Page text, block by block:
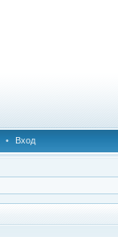
• Вход